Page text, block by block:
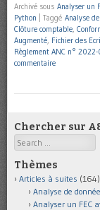
Archivé sous Analyser un
Python
Taggé Analyse
Clôture comptable,
Augmenté, Fichier des
Règlement ANC n°
commentaire
Chercher sur
Search
Thèmes
Articles à suites (164)
Analyse de
Analyser un FEC